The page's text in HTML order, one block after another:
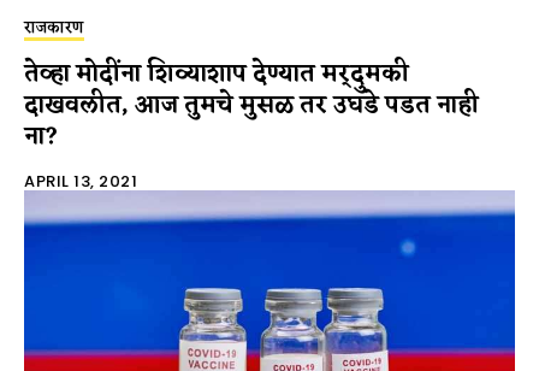
राजकारण
तेव्हा मोदींना शिव्याशाप देण्यात मर्दुमकी
दाखवलीत, आज तुमचे मुसळ तर उघडे पडत नाही
ना?
APRIL 13, 2021